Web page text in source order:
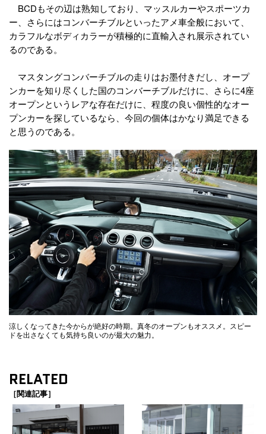
BCDもその辺は熟知しており、マッスルカーやスポーツカ
ー、さらにはコンバーチブルといったアメ車全般において、
カラフルなボディカラーが積極的に直輸入され展示されてい
るのである。
マスタングコンバーチブルの走りはお墨付きだし、オープ
ンカーを知り尽くした国のコンバーチブルだけに、さらに4座
オープンというレアな存在だけに、程度の良い個性的なオー
プンカーを探しているなら、今回の個体はかなり満足できる
と思うのである。
涼しくなってきた今からが絶好の時期。真冬のオープンもオススメ。スピー
ドを出さなくても気持ち良いのが最大の魅力。
RELATED
［関連記事］